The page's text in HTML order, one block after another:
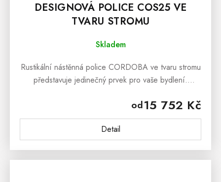
DESIGNOVÁ POLICE COS25 VE
TVARU STROMU
Skladem
od15 752 Kč
Detail
Rustikální nástěnná police CORDOBA ve tvaru stromu
představuje jedinečný prvek pro vaše bydlení.
police se vyznačuje teplými...